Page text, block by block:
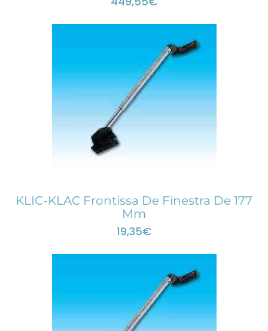
KLIC-KLAC Frontissa De Finestra De 177
Mm
19,35€